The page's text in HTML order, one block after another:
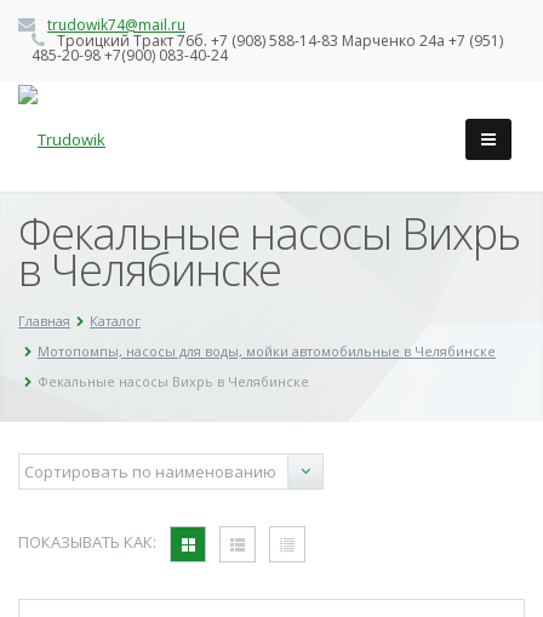
trudowik74@mail.ru
Троицкий Тракт 76б. +7 (908) 588-14-83 Марченко 24а +7 (951)
485-20-98 +7(900) 083-40-24
Фекальные насосы Вихрь
в Челябинске
Главная
Каталог
Мотопомпы, насосы для воды, мойки автомобильные в Челябинске
Фекальные насосы Вихрь в Челябинске
ПОКАЗЫВАТЬ КАК: